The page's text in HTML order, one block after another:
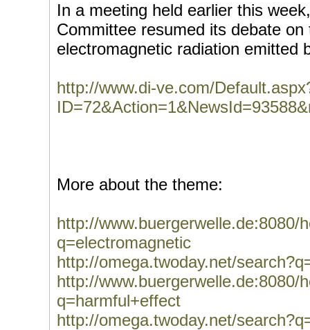
In a meeting held earlier this
Committee resumed its debate
electromagnetic radiation emitted
http://www.di-ve.com/
More about the theme:
http://www.buergerwelle.de:8080/
q=electromagnetic
http://omega.twoday.net/
http://www.buergerwelle.de:8080/
q=harmful+effect
http://omega.twoday.net/